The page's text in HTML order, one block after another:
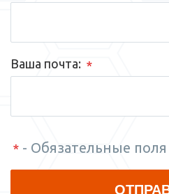
Ваша почта: *
* - Обязательные поля